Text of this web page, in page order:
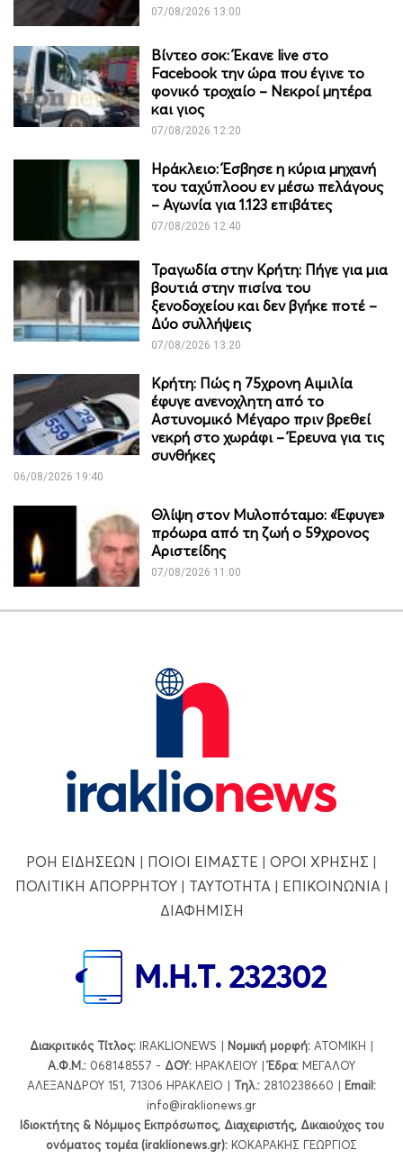
07/08/2026 13:00
Βίντεο σοκ: Έκανε live στο
Facebook την ώρα που έγινε το
φονικό τροχαίο – Νεκροί μητέρα
και γιος
07/08/2026 12:20
Ηράκλειο: Έσβησε η κύρια μηχανή
του ταχύπλοου εν μέσω πελάγους
– Αγωνία για 1.123 επιβάτες
07/08/2026 12:40
Τραγωδία στην Κρήτη: Πήγε για μια
βουτιά στην πισίνα του
ξενοδοχείου και δεν βγήκε ποτέ –
Δύο συλλήψεις
07/08/2026 13:20
Κρήτη: Πώς η 75χρονη Αιμιλία
έφυγε ανενοχλητη από το
Αστυνομικό Μέγαρο πριν βρεθεί
νεκρή στο χωράφι – Έρευνα για τις
συνθήκες
06/08/2026 19:40
Θλίψη στον Μυλοπόταμο: «Έφυγε»
πρόωρα από τη ζωή ο 59χρονος
Αριστείδης
07/08/2026 11:00
ΡΟΗ ΕΙΔΗΣΕΩΝ | ΠΟΙΟΙ ΕΙΜΑΣΤΕ | ΟΡΟΙ ΧΡΗΣΗΣ |
ΠΟΛΙΤΙΚΗ ΑΠΟΡΡΗΤΟΥ| ΤΑΥΤΟΤΗΤΑ | ΕΠΙΚΟΙΝΩΝΙΑ |
ΔΙΑΦΗΜΙΣΗ
Διακριτικός Τίτλος: IRAKLIONEWS | Νομική μορφή: ΑΤΟΜΙΚΗ |
Α.Φ.Μ.: 068148557 - ΔΟΥ: ΗΡΑΚΛΕΙΟΥ |Έδρα: ΜΕΓΑΛΟΥ
ΑΛΕΞΑΝΔΡΟΥ 151, 71306 ΗΡΑΚΛΕΙΟ | Τηλ.: 2810238660 | Εmail:
info@iraklionews.gr
Ιδιοκτήτης & Νόμιμος Εκπρόσωπος, Διαχειριστής, Δικαιούχος του
ονόματος τομέα (iraklionews.gr): ΚΟΚΑΡΑΚΗΣ ΓΕΩΡΓΙΟΣ